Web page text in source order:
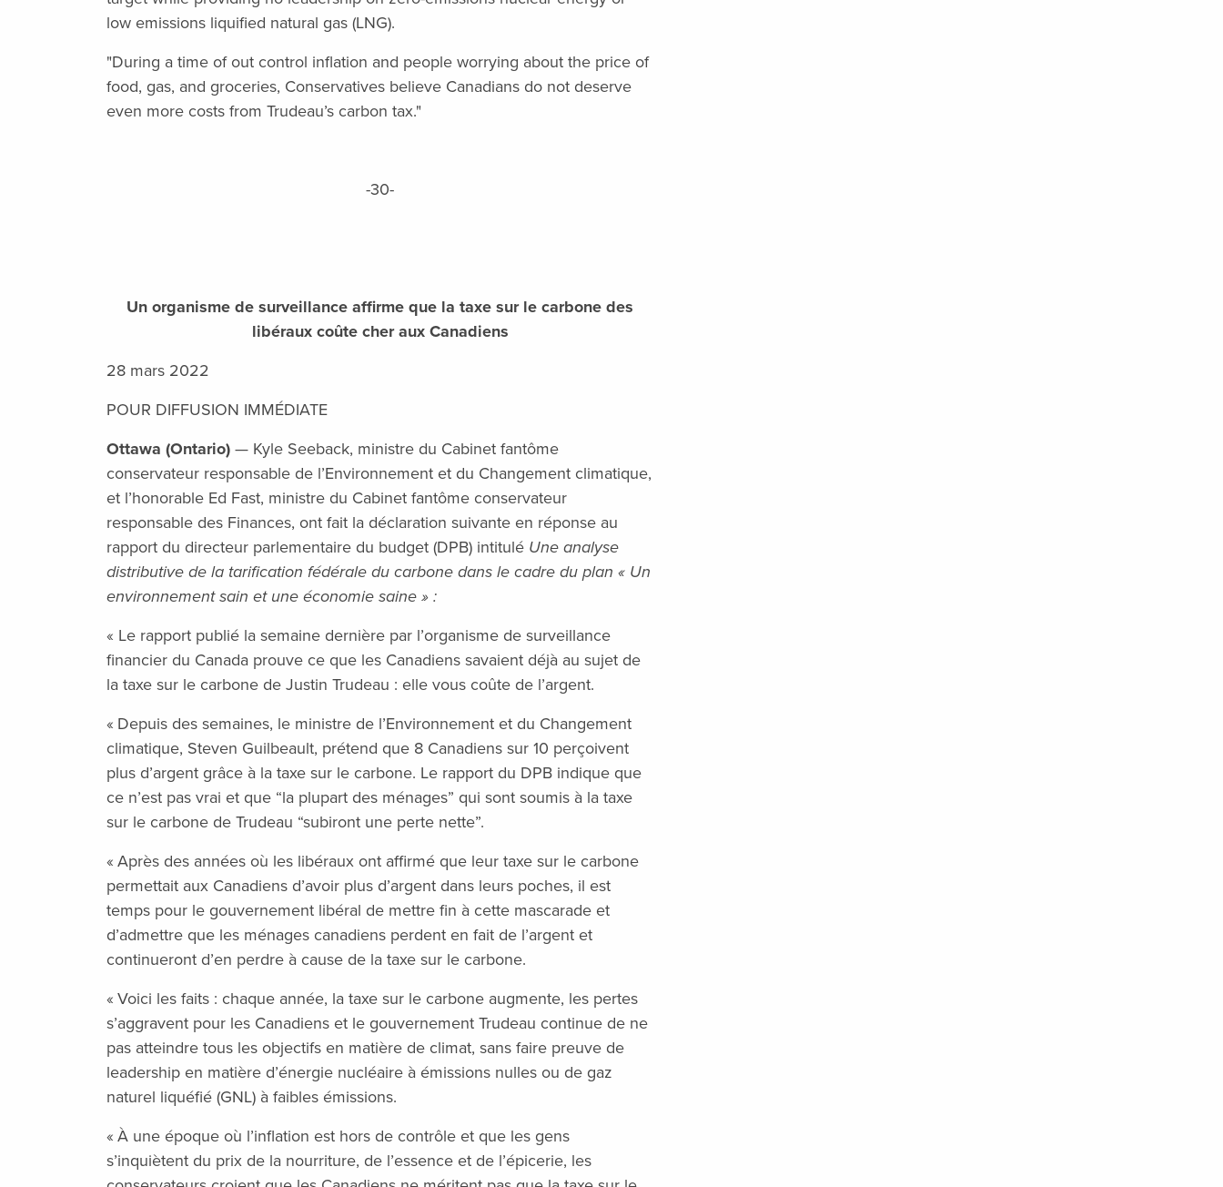
low emissions liquified natural gas (LNG).
"During a time of out control inflation and people worrying about the price of
food, gas, and groceries, Conservatives believe Canadians do not deserve
even more costs from Trudeau’s carbon tax."
-30-
Un organisme de surveillance affirme que la taxe sur le carbone des
libéraux coûte cher aux Canadiens
28 mars 2022
POUR DIFFUSION IMMÉDIATE
Ottawa (Ontario) — Kyle Seeback, ministre du Cabinet fantôme
conservateur responsable de l’Environnement et du Changement climatique,
et l’honorable Ed Fast, ministre du Cabinet fantôme conservateur
responsable des Finances, ont fait la déclaration suivante en réponse au
rapport du directeur parlementaire du budget (DPB) intitulé Une analyse
distributive de la tarification fédérale du carbone dans le cadre du plan « Un
environnement sain et une économie saine » :
« Le rapport publié la semaine dernière par l’organisme de surveillance
financier du Canada prouve ce que les Canadiens savaient déjà au sujet de
la taxe sur le carbone de Justin Trudeau : elle vous coûte de l’argent.
« Depuis des semaines, le ministre de l’Environnement et du Changement
climatique, Steven Guilbeault, prétend que 8 Canadiens sur 10 perçoivent
plus d’argent grâce à la taxe sur le carbone. Le rapport du DPB indique que
ce n’est pas vrai et que “la plupart des ménages” qui sont soumis à la taxe
sur le carbone de Trudeau “subiront une perte nette”.
« Après des années où les libéraux ont affirmé que leur taxe sur le carbone
permettait aux Canadiens d’avoir plus d’argent dans leurs poches, il est
temps pour le gouvernement libéral de mettre fin à cette mascarade et
d’admettre que les ménages canadiens perdent en fait de l’argent et
continueront d’en perdre à cause de la taxe sur le carbone.
« Voici les faits : chaque année, la taxe sur le carbone augmente, les pertes
s’aggravent pour les Canadiens et le gouvernement Trudeau continue de ne
pas atteindre tous les objectifs en matière de climat, sans faire preuve de
leadership en matière d’énergie nucléaire à émissions nulles ou de gaz
naturel liquéfié (GNL) à faibles émissions.
« À une époque où l’inflation est hors de contrôle et que les gens
s’inquiètent du prix de la nourriture, de l’essence et de l’épicerie, les